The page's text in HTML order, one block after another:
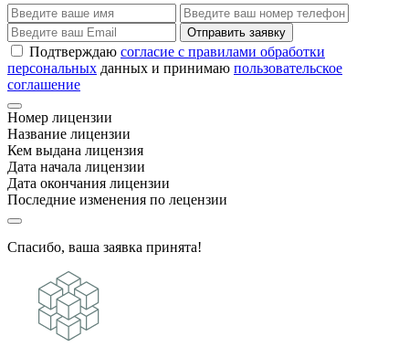
Отправить заявку
Подтверждаю согласие с правилами обработки
персональных данных и принимаю пользовательское
соглашение
Номер лицензии
Название лицензии
Кем выдана лицензия
Дата начала лицензии
Дата окончания лицензии
Последние изменения по лецензии
Спасибо, ваша заявка принята!